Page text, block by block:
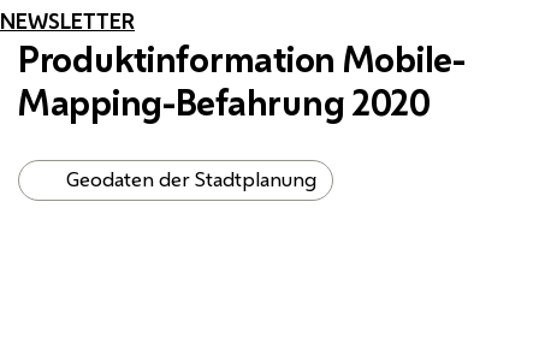
NEWSLETTER
Produktinformation Mobile-
Mapping-Befahrung 2020
Geodaten der Stadtplanung